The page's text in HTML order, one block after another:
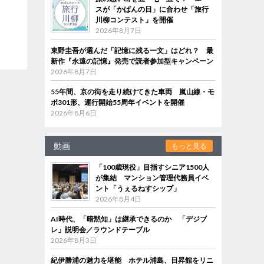
スが「かばんの日」に合わせ「旅行
川柳コンテスト」を開催
2026年8月7日
東野圭吾が選んだ「記憶に残る一文」はどれ？ 最
新作『永遠の記憶』発売で読者参加型キャンペーン
2026年8月7日
55年間、京の街を走り続けてきた車両 嵐山線・モ
ボ301形、運行開始55周年イベントを開催
2026年8月6日
動画 もっと見る
「100歳現役」目指すシニア1500人
が集結 マンション管理代務員イベ
ント「うぇるねすシップ」
2026年8月4日
AI時代、「暗黙知」は継承できるのか 「デジブ
レ」説明会／ラウンドテーブル
2026年8月3日
紀伊勝浦の魅力を堪能 ホテル浦島、日昇館をリニ